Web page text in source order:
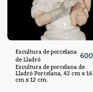
Escultura de porcelana
de Lladró 600
Escultura de porcelana de
Lladró Porcelana, 42 cm x 16
cm x 12 cm.